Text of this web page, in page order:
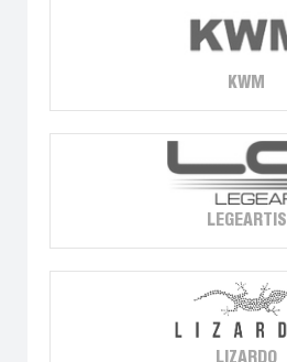
KWM
LEGEARTIS
LIZARDO